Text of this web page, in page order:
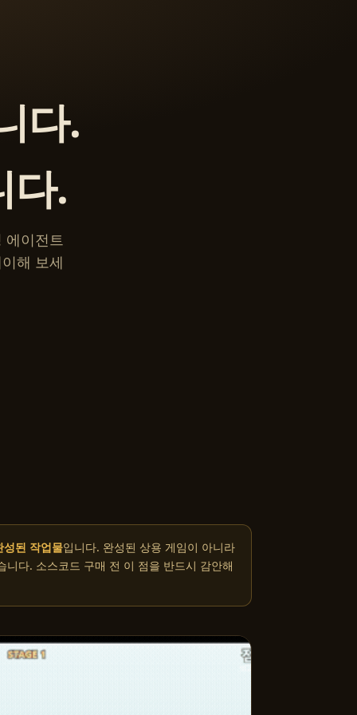
다.
다.
에이전트
해 보세
성된 작업물입니다. 완성된 상용 게임이 아니라
다. 소스코드 구매 전 이 점을 반드시 감안해